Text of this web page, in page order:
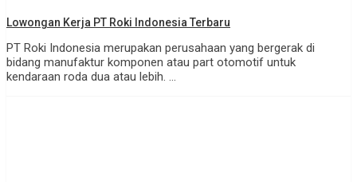
Lowongan Kerja PT Roki Indonesia Terbaru
PT Roki Indonesia merupakan perusahaan yang bergerak di
bidang manufaktur komponen atau part otomotif untuk
kendaraan roda dua atau lebih. ...